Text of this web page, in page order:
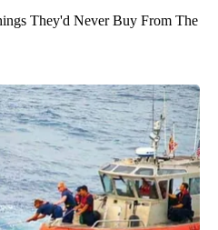
They'd Never Buy From The